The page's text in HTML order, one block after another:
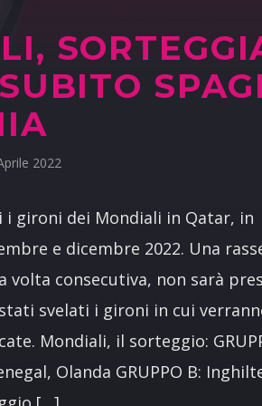
2022
i gironi dei Mondiali in Qatar, in
e dicembre 2022. Una
volta consecutiva, non sarà
stati svelati i gironi in cui
Mondiali, il sorteggio:
Olanda GRUPPO B: